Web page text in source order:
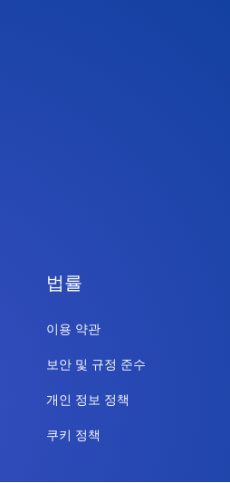
법률
이용 약관
보안 및 규정 준수
개인 정보 정책
쿠키 정책